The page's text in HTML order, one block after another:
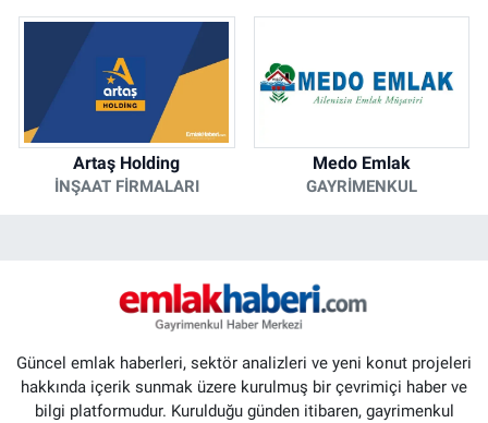
Artaş Holding
İNŞAAT FIRMALARI
Medo Emlak
GAYRIMENKUL
Güncel emlak haberleri, sektör analizleri ve yeni konut projeleri
hakkında içerik sunmak üzere kurulmuş bir çevrimiçi haber ve
bilgi platformudur. Kurulduğu günden itibaren, gayrimenkul